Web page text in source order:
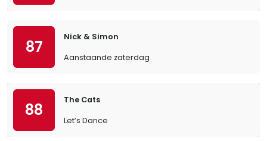
87
Nick & Simon
Aanstaande zaterdag
88
The Cats
Let’s Dance